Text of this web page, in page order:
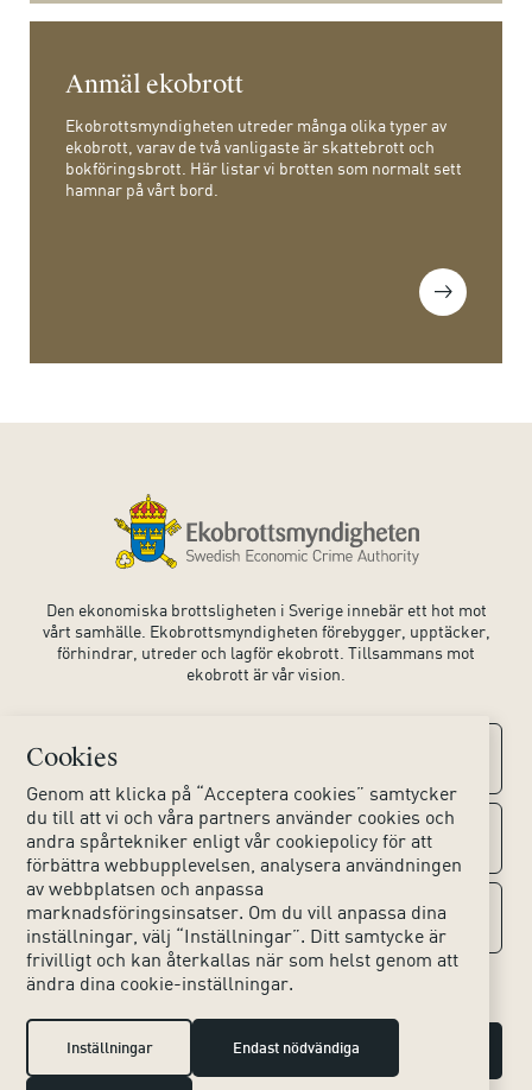
Cookies
Genom att klicka på “Acceptera cookies” samtycker
du till att vi och våra partners använder cookies och
andra spårtekniker enligt vår cookiepolicy för att
förbättra webbupplevelsen, analysera användningen
av webbplatsen och anpassa
marknadsföringsinsatser. Om du vill anpassa dina
inställningar, välj “Inställningar”. Ditt samtycke är
frivilligt och kan återkallas när som helst genom att
ändra dina cookie-inställningar.
Inställningar Endast nödvändiga
Anmäl ekobrott
Ekobrottsmyndigheten utreder många olika typer av
ekobrott, varav de två vanligaste är skattebrott och
bokföringsbrott. Här listar vi brotten som normalt sett
hamnar på vårt bord.
Den ekonomiska brottsligheten i Sverige innebär ett hot mot
vårt samhälle. Ekobrottsmyndigheten förebygger, upptäcker,
förhindrar, utreder och lagför ekobrott. Tillsammans mot
ekobrott är vår vision.
Kontaktuppgifter
Kontakta oss
Huvudkontoret
Lokala kontor
Press & Media
Om webbplatsen
Tillgänglighet webbplats
Hjälpmedel
Sociala medier
Instagram
LinkedIn Hantera cookies